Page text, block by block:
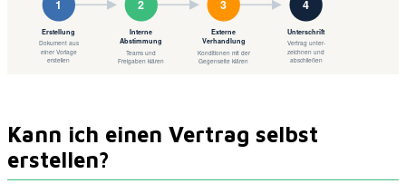
Kann ich einen Vertrag selbst
erstellen?